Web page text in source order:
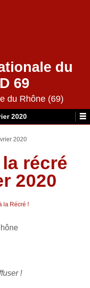
du
69
du Rhône (69)
2020
2020
récré
2020
la Récré !
!